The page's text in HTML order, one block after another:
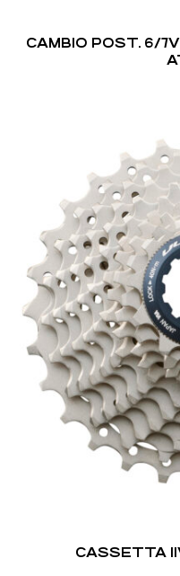
CAMBIO POST. 6/